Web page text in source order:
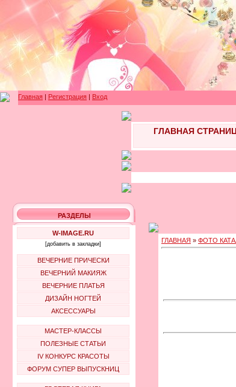
Главная | Регистрация | Вход
ГЛАВНАЯ
РАЗДЕЛЫ
W-IMAGE.RU
[добавить в закладки]
ВЕЧЕРНИЕ ПРИЧЕСКИ
ВЕЧЕРНИЙ МАКИЯЖ
ВЕЧЕРНИЕ ПЛАТЬЯ
ДИЗАЙН НОГТЕЙ
АКСЕССУАРЫ
МАСТЕР-КЛАССЫ
ПОЛЕЗНЫЕ СТАТЬИ
IV КОНКУРС КРАСОТЫ
ФОРУМ СУПЕР ВЫПУСКНИЦ
ГЛАВНАЯ » ФОТО